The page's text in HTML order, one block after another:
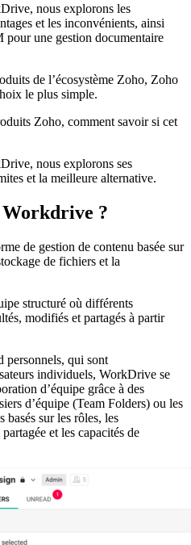
nous explorons les
et les inconvénients, ainsi
une gestion documentaire
de l’écosystème Zoho, Zoho
le plus simple.
Zoho, comment savoir si cet
nous explorons ses
et la meilleure alternative.
Workdrive ?
de gestion de contenu basée sur
de fichiers et la
structuré où différents
modifiés et partagés à partir
personnels, qui sont
individuels, WorkDrive se
d’équipe grâce à des
d’équipe (Team Folders) ou les
basés sur les rôles, les
et les capacités de